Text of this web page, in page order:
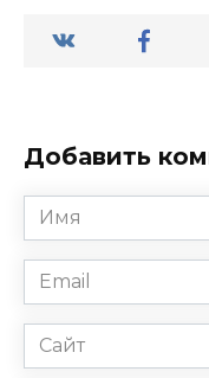
Добавить
Имя
*
Email
*
Сайт